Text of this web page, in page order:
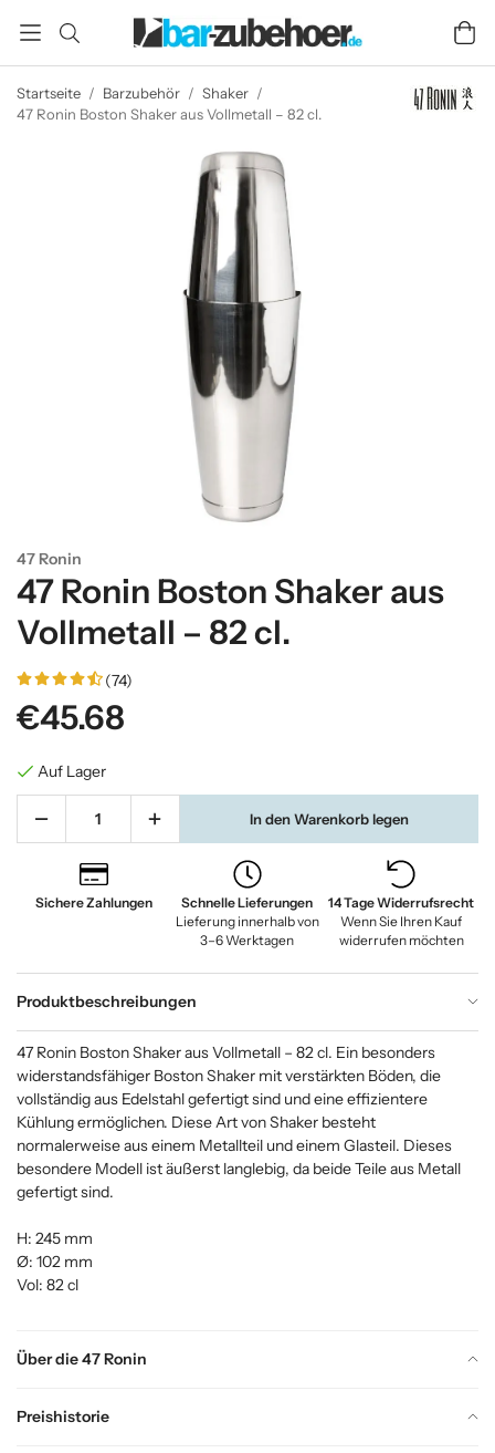
Startseite / Barzubehör / Shaker /
47 Ronin Boston Shaker aus Vollmetall – 82 cl.
47 Ronin
47 Ronin Boston Shaker aus
Vollmetall – 82 cl.
(74)
€45.68
Auf Lager
In den Warenkorb legen
Sichere Zahlungen
Schnelle Lieferungen
Lieferung innerhalb von
3–6 Werktagen
14 Tage Widerrufsrecht
Wenn Sie Ihren Kauf
widerrufen möchten
Produktbeschreibungen
Über die 47 Ronin
Preishistorie
47 Ronin Boston Shaker aus Vollmetall – 82 cl. Ein besonders
widerstandsfähiger Boston Shaker mit verstärkten Böden, die
vollständig aus Edelstahl gefertigt sind und eine effizientere
Kühlung ermöglichen. Diese Art von Shaker besteht
normalerweise aus einem Metallteil und einem Glasteil. Dieses
besondere Modell ist äußerst langlebig, da beide Teile aus Metall
gefertigt sind.
H: 245 mm
Ø: 102 mm
Vol: 82 cl